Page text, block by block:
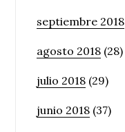
septiembre 2018
agosto 2018 (28)
julio 2018 (29)
junio 2018 (37)